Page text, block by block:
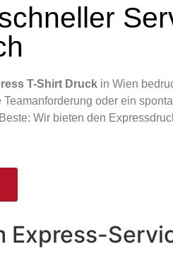
T-Shirt Druck in Wien
oder ein
Wir bieten den
Express-